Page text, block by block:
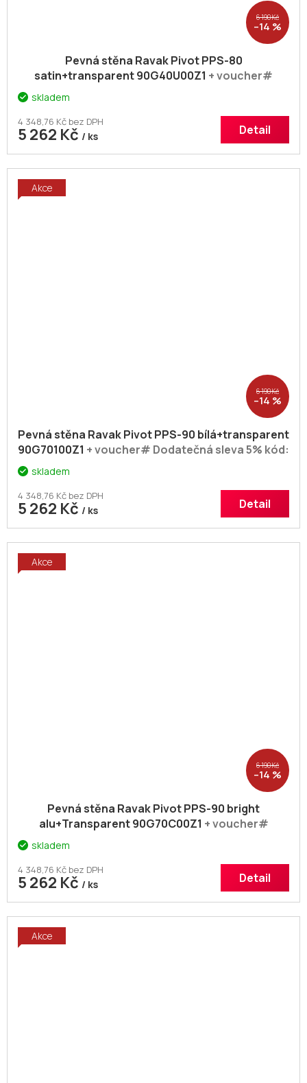
6 190 Kč
–14 %
Pevná stěna Ravak Pivot PPS-80
satin+transparent 90G40U00Z1 + voucher#
skladem
4 348,76 Kč bez DPH
5 262 Kč / ks Detail
Akce
6 190 Kč
–14 %
Pevná stěna Ravak Pivot PPS-90 bílá+transparent
90G70100Z1 + voucher# Dodatečná sleva 5% kód:
skladem
4 348,76 Kč bez DPH
5 262 Kč / ks Detail
Akce
6 190 Kč
–14 %
Pevná stěna Ravak Pivot PPS-90 bright
alu+Transparent 90G70C00Z1 + voucher#
skladem
4 348,76 Kč bez DPH
5 262 Kč / ks Detail
Akce